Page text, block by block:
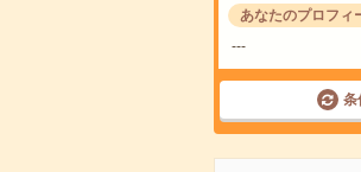
あなたのプロフィ
---
条